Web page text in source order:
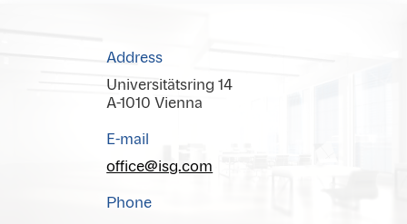
Address
Universitätsring 14
A-1010 Vienna
E-mail
office@isg.com
Phone